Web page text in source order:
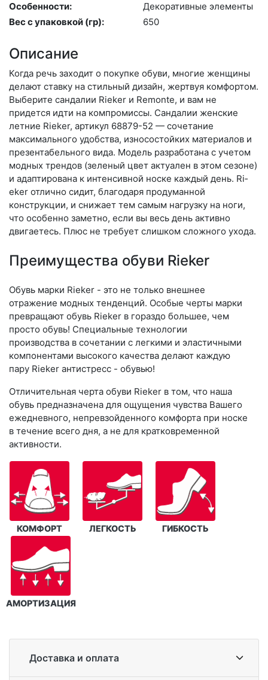
Особенности:
Де­кора­тив­ные эле­мен­ты
Вес с упаковкой (гр):
650
Описание
Когда речь заходит о покупке обуви, многие женщины
делают ставку на стильный дизайн, жертвуя комфортом.
Выберите сан­да­лии Rieker и Remonte, и вам не
придется идти на компромиссы. Сандалии женские
летние Rieker, артикул 68879-52 — сочетание
максимального удобства, износостойких материалов и
презентабельного вида. Модель разработана с учетом
модных трендов (зе­леный цвет актуален в этом сезоне)
и адаптирована к интенсивной носке каждый день. Ri­
eker отлично сидит, благодаря продуманной
конструкции, и снижает тем самым нагрузку на ноги,
что особенно заметно, если вы весь день активно
двигаетесь. Плюс не требует слишком сложного ухода.
Преимущества обуви Rieker
Обувь марки Rieker - это не только внешнее
отражение модных тенденций. Особые черты марки
превращают обувь Rieker в гораздо большее, чем
просто обувь! Специальные технологии
производства в сочетании с легкими и эластичными
компонентами высокого качества делают каждую
пару Rieker антистресс - обувью!
Отличительная черта обуви Rieker в том, что наша
обувь предназначена для ощущения чувства Вашего
ежедневного, непревзойденного комфорта при носке
в течение всего дня, а не для кратковременной
активности.
КОМФОРТ ЛЕГКОСТЬ ГИБКОСТЬ
АМОРТИЗАЦИЯ
Доставка и оплата